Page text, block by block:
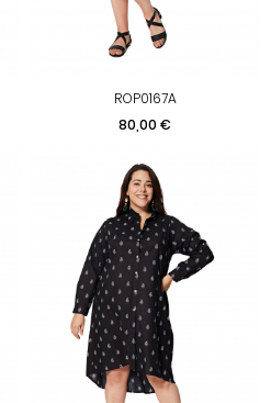
ROP0167A
Prix
80,00 €